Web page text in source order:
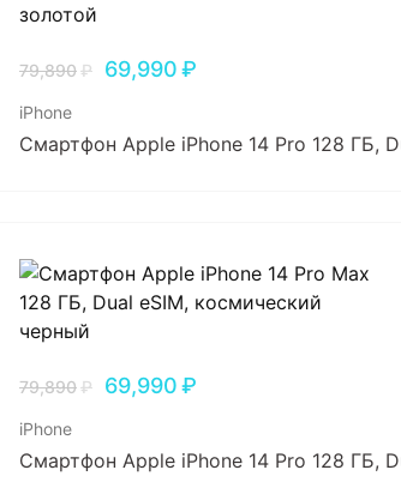
79,890₽ 69,990₽
iPhone
Смартфон Apple iPhone 14 Pro 128 ГБ,
79,890₽ 69,990₽
iPhone
Смартфон Apple iPhone 14 Pro 128 ГБ,